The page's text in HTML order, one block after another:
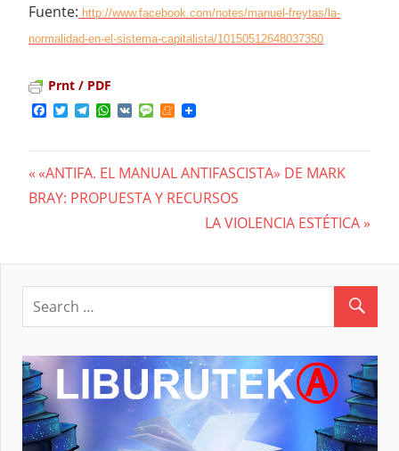
Fuente: http://www.facebook.com/notes/manuel-freytas/la-
normalidad-en-el-sistema-capitalista/10150512648037350
Prnt / PDF
Facebook
TwitterTelegram
WhatsApp
VK MessageMeneame
Navegación
entradas
Previous
Post:
«ANTIFA. EL MANUAL ANTIFASCISTA» DE MARK
BRAY: PROPUESTA Y RECURSOS
Next
LA VIOLENCIA ESTÉTICA